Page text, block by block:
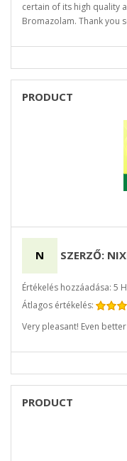
certain of its high quality
Bromazolam. Thank you
PRODUCT
N SZERZŐ:
Értékelés hozzáadása: 5
Átlagos értékelés:
Very pleasant! Even
PRODUCT